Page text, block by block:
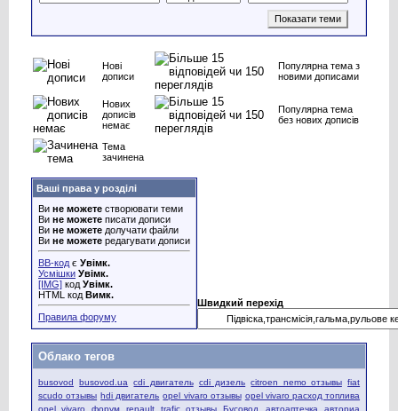
Нові
дописи
Популярна тема з
новими дописами
Нових
дописів
немає
Популярна тема
без нових дописів
Тема
зачинена
Ваші права у розділі
Ви не можете створювати теми
Ви не можете писати дописи
Ви не можете долучати файли
Ви не можете редагувати дописи
BB-код є Увімк.
Усмішки Увімк.
[IMG] код Увімк.
HTML код Вимк.
Правила форуму
Швидкий перехід
Облако тегов
busovod busovod.ua cdi двигатель cdi дизель citroen nemo отзывы fiat
scudo отзывы hdi двигатель opel vivaro отзывы opel vivaro расход топлива
opel vivaro форум
renault trafic отзывы Бусовод автоаптечка авториа